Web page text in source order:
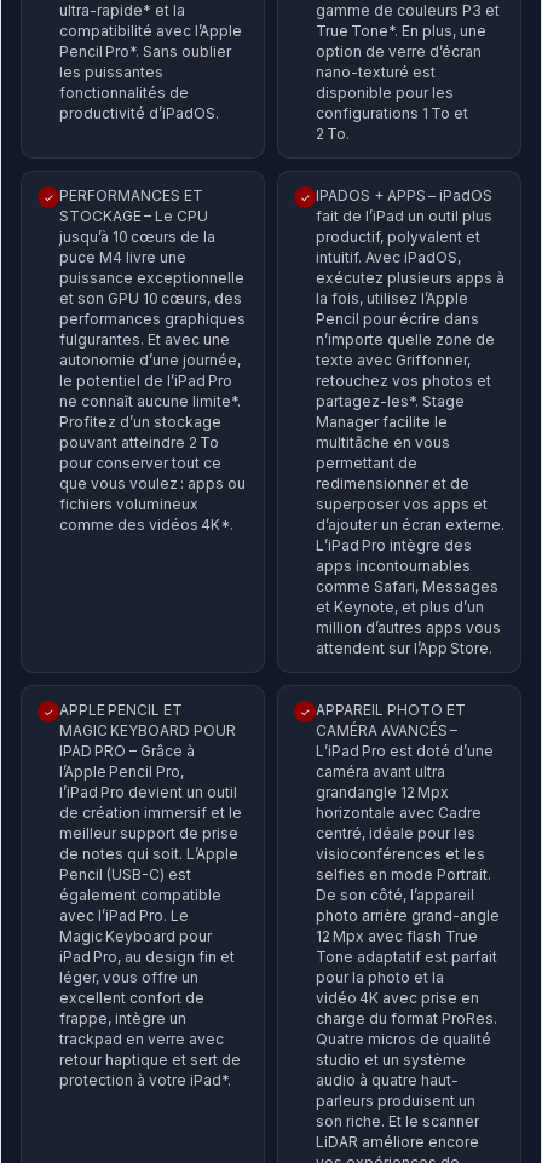
ultra-rapide* et la
compatibilité avec l’Apple
Pencil Pro*. Sans oublier
les puissantes
fonctionnalités de
productivité d’iPadOS.
gamme de couleurs P3 et
True Tone*. En plus, une
option de verre d’écran
nano-texturé est
disponible pour les
configurations 1 To et
2 To.
✓ PERFORMANCES ET
STOCKAGE – Le CPU
jusqu’à 10 cœurs de la
puce M4 livre une
puissance exceptionnelle
et son GPU 10 cœurs, des
performances graphiques
fulgurantes. Et avec une
autonomie d’une journée,
le potentiel de l’iPad Pro
ne connaît aucune limite*.
Profitez d’un stockage
pouvant atteindre 2 To
pour conserver tout ce
que vous voulez : apps ou
fichiers volumineux
comme des vidéos 4K*.
✓ IPADOS + APPS – iPadOS
fait de l’iPad un outil plus
productif, polyvalent et
intuitif. Avec iPadOS,
exécutez plusieurs apps à
la fois, utilisez l’Apple
Pencil pour écrire dans
n’importe quelle zone de
texte avec Griffonner,
retouchez vos photos et
partagez-les*. Stage
Manager facilite le
multitâche en vous
permettant de
redimensionner et de
superposer vos apps et
d’ajouter un écran externe.
L’iPad Pro intègre des
apps incontournables
comme Safari, Messages
et Keynote, et plus d’un
million d’autres apps vous
attendent sur l’App Store.
✓ APPLE PENCIL ET
MAGIC KEYBOARD POUR
IPAD PRO – Grâce à
l’Apple Pencil Pro,
l’iPad Pro devient un outil
de création immersif et le
meilleur support de prise
de notes qui soit. L’Apple
Pencil (USB-C) est
également compatible
avec l’iPad Pro. Le
Magic Keyboard pour
iPad Pro, au design fin et
léger, vous offre un
excellent confort de
frappe, intègre un
trackpad en verre avec
retour haptique et sert de
protection à votre iPad*.
✓ APPAREIL PHOTO ET
CAMÉRA AVANCÉS –
L’iPad Pro est doté d’une
caméra avant ultra
grandangle 12 Mpx
horizontale avec Cadre
centré, idéale pour les
visioconférences et les
selfies en mode Portrait.
De son côté, l’appareil
photo arrière grand-angle
12 Mpx avec flash True
Tone adaptatif est parfait
pour la photo et la
vidéo 4K avec prise en
charge du format ProRes.
Quatre micros de qualité
studio et un système
audio à quatre haut-
parleurs produisent un
son riche. Et le scanner
LiDAR améliore encore